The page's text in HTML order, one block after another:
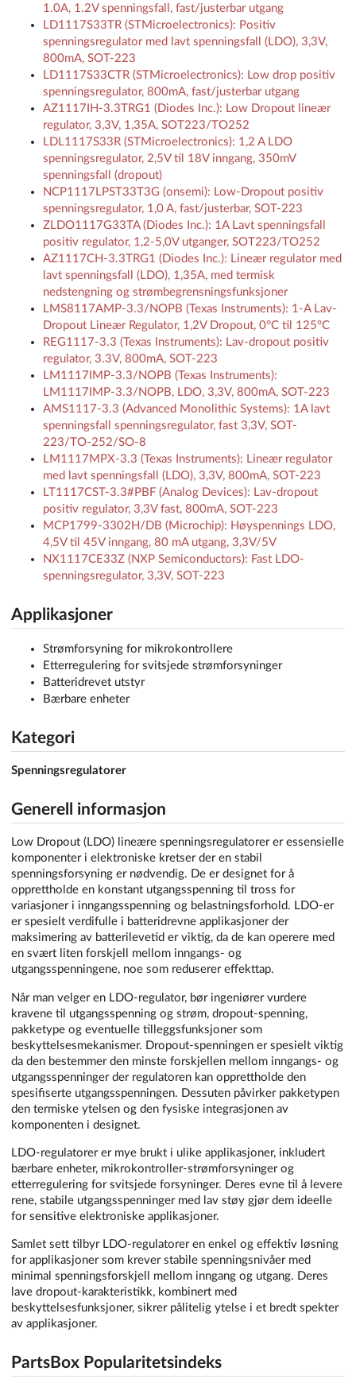
1.0A, 1.2V spenningsfall, fast/justerbar utgang
LD1117S33TR (STMicroelectronics): Positiv
spenningsregulator med lavt spenningsfall (LDO), 3,3V,
800mA, SOT-223
LD1117S33CTR (STMicroelectronics): Low drop positiv
spenningsregulator, 800mA, fast/justerbar utgang
AZ1117IH-3.3TRG1 (Diodes Inc.): Low Dropout lineær
regulator, 3,3V, 1,35A, SOT223/TO252
LDL1117S33R (STMicroelectronics): 1,2 A LDO
spenningsregulator, 2,5V til 18V inngang, 350mV
spenningsfall (dropout)
NCP1117LPST33T3G (onsemi): Low-Dropout positiv
spenningsregulator, 1,0 A, fast/justerbar, SOT-223
ZLDO1117G33TA (Diodes Inc.): 1A Lavt spenningsfall
positiv regulator, 1,2-5,0V utganger, SOT223/TO252
AZ1117CH-3.3TRG1 (Diodes Inc.): Lineær regulator med
lavt spenningsfall (LDO), 1,35A, med termisk
nedstengning og strømbegrensningsfunksjoner
LMS8117AMP-3.3/NOPB (Texas Instruments): 1-A Lav-
Dropout Lineær Regulator, 1,2V Dropout, 0°C til 125°C
REG1117-3.3 (Texas Instruments): Lav-dropout positiv
regulator, 3.3V, 800mA, SOT-223
LM1117IMP-3.3/NOPB (Texas Instruments):
LM1117IMP-3.3/NOPB, LDO, 3,3V, 800mA, SOT-223
AMS1117-3.3 (Advanced Monolithic Systems): 1A lavt
spenningsfall spenningsregulator, fast 3,3V, SOT-
223/TO-252/SO-8
LM1117MPX-3.3 (Texas Instruments): Lineær regulator
med lavt spenningsfall (LDO), 3,3V, 800mA, SOT-223
LT1117CST-3.3#PBF (Analog Devices): Lav-dropout
positiv regulator, 3,3V fast, 800mA, SOT-223
MCP1799-3302H/DB (Microchip): Høyspennings LDO,
4,5V til 45V inngang, 80 mA utgang, 3,3V/5V
NX1117CE33Z (NXP Semiconductors): Fast LDO-
spenningsregulator, 3,3V, SOT-223
Applikasjoner
Strømforsyning for mikrokontrollere
Etterregulering for svitsjede strømforsyninger
Batteridrevet utstyr
Bærbare enheter
Kategori
Spenningsregulatorer
Generell informasjon
Low Dropout (LDO) lineære spenningsregulatorer er essensielle
komponenter i elektroniske kretser der en stabil
spenningsforsyning er nødvendig. De er designet for å
opprettholde en konstant utgangsspenning til tross for
variasjoner i inngangsspenning og belastningsforhold. LDO-er
er spesielt verdifulle i batteridrevne applikasjoner der
maksimering av batterilevetid er viktig, da de kan operere med
en svært liten forskjell mellom inngangs- og
utgangsspenningene, noe som reduserer effekttap.
Når man velger en LDO-regulator, bør ingeniører vurdere
kravene til utgangsspenning og strøm, dropout-spenning,
pakketype og eventuelle tilleggsfunksjoner som
beskyttelsesmekanismer. Dropout-spenningen er spesielt viktig
da den bestemmer den minste forskjellen mellom inngangs- og
utgangsspenninger der regulatoren kan opprettholde den
spesifiserte utgangsspenningen. Dessuten påvirker pakketypen
den termiske ytelsen og den fysiske integrasjonen av
komponenten i designet.
LDO-regulatorer er mye brukt i ulike applikasjoner, inkludert
bærbare enheter, mikrokontroller-strømforsyninger og
etterregulering for svitsjede forsyninger. Deres evne til å levere
rene, stabile utgangsspenninger med lav støy gjør dem ideelle
for sensitive elektroniske applikasjoner.
Samlet sett tilbyr LDO-regulatorer en enkel og effektiv løsning
for applikasjoner som krever stabile spenningsnivåer med
minimal spenningsforskjell mellom inngang og utgang. Deres
lave dropout-karakteristikk, kombinert med
beskyttelsesfunksjoner, sikrer pålitelig ytelse i et bredt spekter
av applikasjoner.
PartsBox Popularitetsindeks